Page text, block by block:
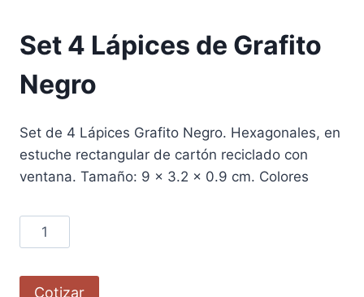
Set 4 Lápices de Grafito
Negro
Set de 4 Lápices Grafito Negro. Hexagonales, en
estuche rectangular de cartón reciclado con
ventana. Tamaño: 9 x 3.2 x 0.9 cm. Colores
Cotizar